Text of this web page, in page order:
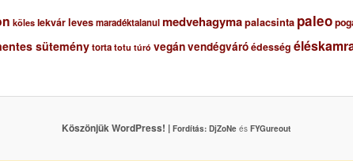
köles lekvárlevesmaradéktalanulmedvehagymapalacsinta paleo
süteménytorta totu túró vegánvendégváróédesség
Köszönjük WordPress! | Fordítás: DjZoNeés FYGureout